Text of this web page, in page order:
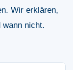
Wir erklären,
wann nicht.